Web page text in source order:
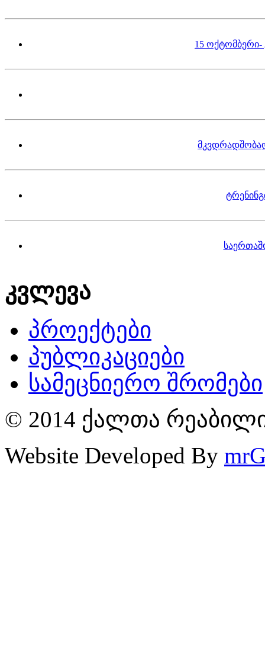
15
კვლევა
პროექტები
პუბლიკაციები
სამეცნიერო შრომები
© 2014 ქალთა
Website Developed By